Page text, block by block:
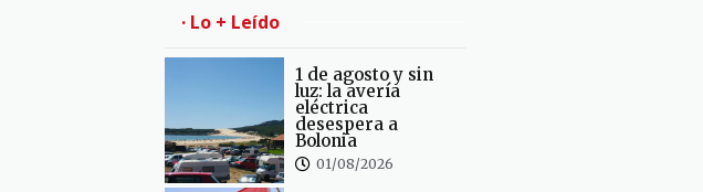
· Lo + Leído
1 de agosto y sin
luz: la avería
eléctrica
desespera a
Bolonia
01/08/2026